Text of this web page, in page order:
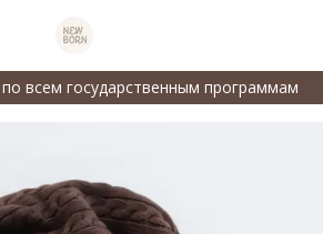
всем государственным программам